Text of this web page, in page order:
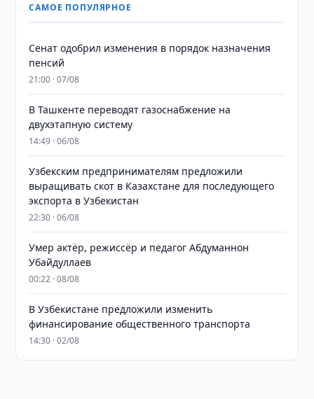
САМОЕ ПОПУЛЯРНОЕ
Сенат одобрил изменения в порядок назначения
пенсий
21:00 · 07/08
В Ташкенте переводят газоснабжение на
двухэтапную систему
14:49 · 06/08
Узбекским предпринимателям предложили
выращивать скот в Казахстане для последующего
экспорта в Узбекистан
22:30 · 06/08
Умер актёр, режиссёр и педагог Абдуманнон
Убайдуллаев
00:22 · 08/08
В Узбекистане предложили изменить
финансирование общественного транспорта
14:30 · 02/08